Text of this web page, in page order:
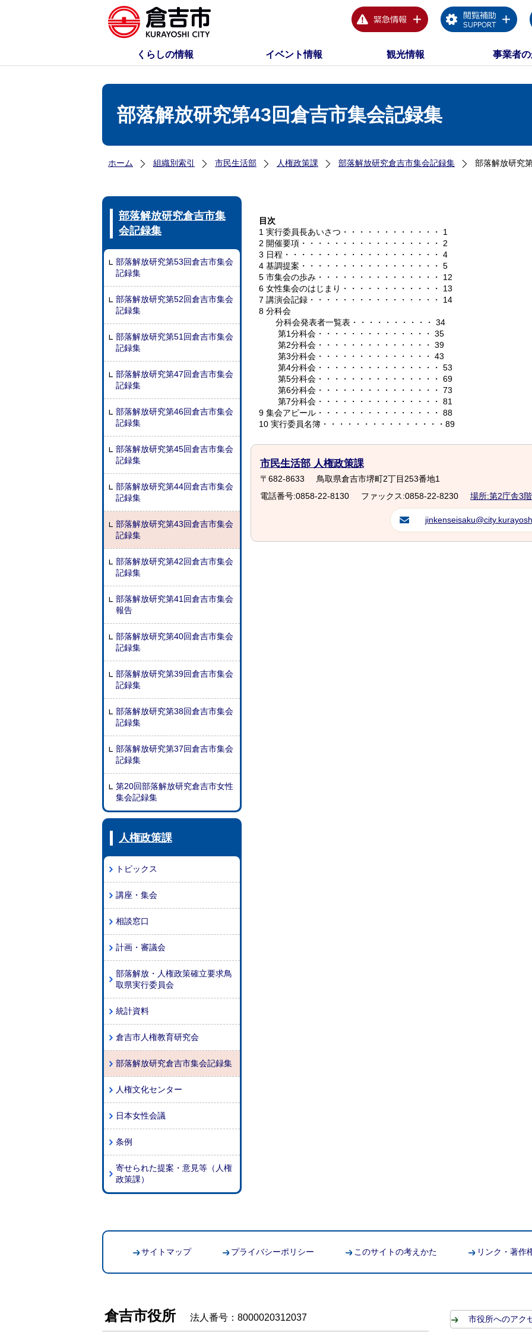
くらしの情報 イベント情報 観光情報 事業者
部落解放研究第43回倉吉市集会記録集
ホーム 組織別索引 市民生活部 人権政策課 部落解放研究倉吉市集会記録集 部落解放研究
部落解放研究倉吉市集
会記録集
部落解放研究第53回倉吉市集会
記録集
部落解放研究第52回倉吉市集会
記録集
部落解放研究第51回倉吉市集会
記録集
部落解放研究第47回倉吉市集会
記録集
部落解放研究第46回倉吉市集会
記録集
部落解放研究第45回倉吉市集会
記録集
部落解放研究第44回倉吉市集会
記録集
部落解放研究第43回倉吉市集会
記録集
部落解放研究第42回倉吉市集会
記録集
部落解放研究第41回倉吉市集会
報告
部落解放研究第40回倉吉市集会
記録集
部落解放研究第39回倉吉市集会
記録集
部落解放研究第38回倉吉市集会
記録集
部落解放研究第37回倉吉市集会
記録集
第20回部落解放研究倉吉市女性
集会記録集
人権政策課
トピックス
講座・集会
相談窓口
計画・審議会
部落解放・人権政策確立要求鳥
取県実行委員会
統計資料
倉吉市人権教育研究会
部落解放研究倉吉市集会記録集
人権文化センター
日本女性会議
条例
寄せられた提案・意見等（人権
政策課）
目次
1 実行委員長あいさつ・・・・・・・・・・・・ 1
2 開催要項・・・・・・・・・・・・・・・・・ 2
3 日程・・・・・・・・・・・・・・・・・・・ 4
4 基調提案・・・・・・・・・・・・・・・・・ 5
5 市集会の歩み・・・・・・・・・・・・・・・ 12
6 女性集会のはじまり・・・・・・・・・・・・ 13
7 講演会記録・・・・・・・・・・・・・・・・ 14
8 分科会
分科会発表者一覧表・・・・・・・・・・ 34
第1分科会・・・・・・・・・・・・・・ 35
第2分科会・・・・・・・・・・・・・・ 39
第3分科会・・・・・・・・・・・・・・ 43
第4分科会・・・・・・・・・・・・・・・ 53
第5分科会・・・・・・・・・・・・・・・ 69
第6分科会・・・・・・・・・・・・・・・ 73
第7分科会・・・・・・・・・・・・・・・ 81
9 集会アピール・・・・・・・・・・・・・・・ 88
10 実行委員名簿・・・・・・・・・・・・・・・89
市民生活部 人権政策課
〒682-8633
鳥取県倉吉市堺町2丁目253番地1
電話番号:0858-22-8130
ファックス:0858-22-8230 場所:第2庁舎3階
サイトマップ プライバシーポリシー このサイトの考えかた リンク・著作
倉吉市役所 法人番号：8000020312037 市役所へのアク